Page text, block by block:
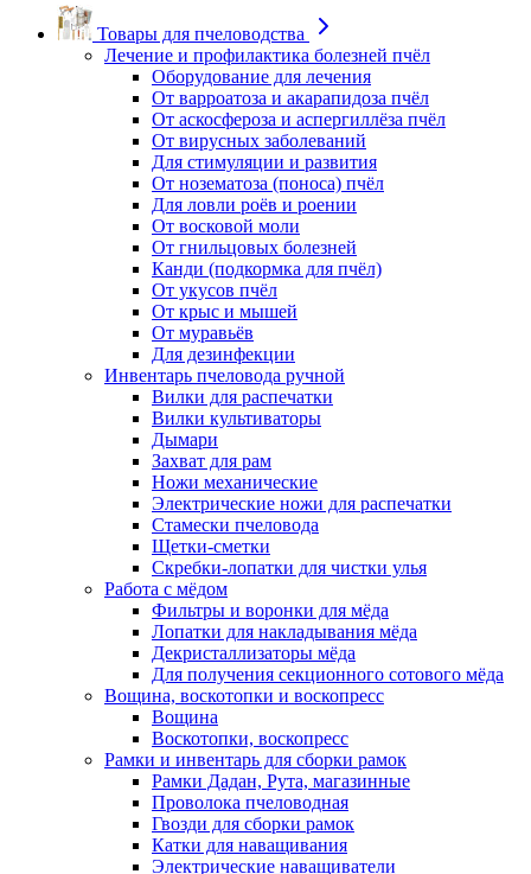
Товары для пчеловодства
Лечение и профилактика болезней пчёл
Оборудование для лечения
От варроатоза и акарапидоза пчёл
От аскосфероза и аспергиллёза пчёл
От вирусных заболеваний
Для стимуляции и развития
От нозематоза (поноса) пчёл
Для ловли роёв и роении
От восковой моли
От гнильцовых болезней
Канди (подкормка для пчёл)
От укусов пчёл
От крыс и мышей
От муравьёв
Для дезинфекции
Инвентарь пчеловода ручной
Вилки для распечатки
Вилки культиваторы
Дымари
Захват для рам
Ножи механические
Электрические ножи для распечатки
Стамески пчеловода
Щетки-сметки
Скребки-лопатки для чистки улья
Работа с мёдом
Фильтры и воронки для мёда
Лопатки для накладывания мёда
Декристаллизаторы мёда
Для получения секционного сотового мёда
Вощина, воскотопки и воскопресс
Вощина
Воскотопки, воскопресс
Рамки и инвентарь для сборки рамок
Рамки Дадан, Рута, магазинные
Проволока пчеловодная
Гвозди для сборки рамок
Катки для наващивания
Электрические наващиватели